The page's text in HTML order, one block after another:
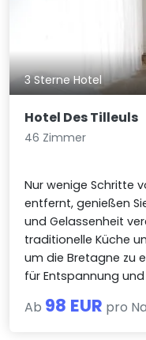
3 Sterne Hotel
Hotel Des Tilleuls
46 Zimmer
Nur wenige Schritte
entfernt, genießen
und Gelassenheit
traditionelle Küche
um die Bretagne zu
für Entspannung
Ab 98 EUR pro